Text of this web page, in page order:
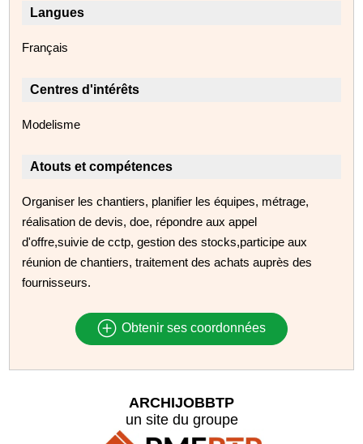
Langues
Français
Centres d'intérêts
Modelisme
Atouts et compétences
Organiser les chantiers, planifier les équipes, métrage,
réalisation de devis, doe, répondre aux appel
d'offre,suivie de cctp, gestion des stocks,participe aux
réunion de chantiers, traitement des achats auprès des
fournisseurs.
Obtenir ses coordonnées
ARCHIJOBBTP
un site du groupe